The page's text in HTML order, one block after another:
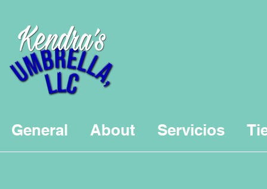
General About Servicios